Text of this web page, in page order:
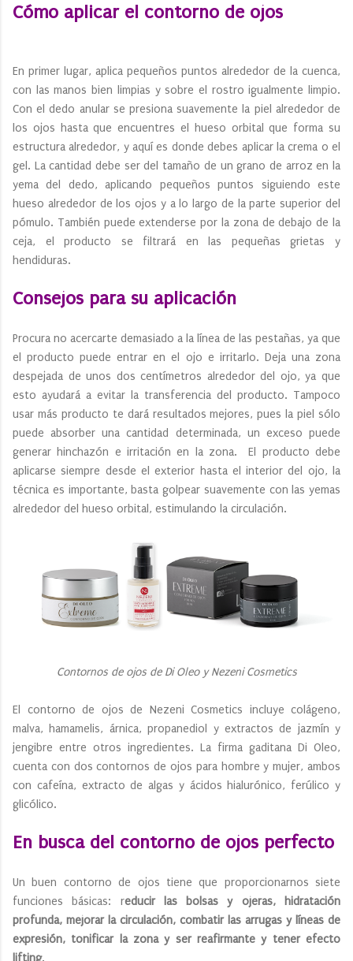
Cómo aplicar el contorno de ojos
En primer lugar, aplica pequeños puntos alrededor de la cuenca,
con las manos bien limpias y sobre el rostro igualmente limpio.
Con el dedo anular se presiona suavemente la piel alrededor de
los ojos hasta que encuentres el hueso orbital que forma su
estructura alrededor, y aquí es donde debes aplicar la crema o el
gel. La cantidad debe ser del tamaño de un grano de arroz en la
yema del dedo, aplicando pequeños puntos siguiendo este
hueso alrededor de los ojos y a lo largo de la parte superior del
pómulo. También puede extenderse por la zona de debajo de la
ceja, el producto se filtrará en las pequeñas grietas y
hendiduras.
Consejos para su aplicación
Procura no acercarte demasiado a la línea de las pestañas, ya que
el producto puede entrar en el ojo e irritarlo. Deja una zona
despejada de unos dos centímetros alrededor del ojo, ya que
esto ayudará a evitar la transferencia del producto. Tampoco
usar más producto te dará resultados mejores, pues la piel sólo
puede absorber una cantidad determinada, un exceso puede
generar hinchazón e irritación en la zona. El producto debe
aplicarse siempre desde el exterior hasta el interior del ojo, la
técnica es importante, basta golpear suavemente con las yemas
alrededor del hueso orbital, estimulando la circulación.
Contornos de ojos de Di Oleo y Nezeni Cosmetics
El contorno de ojos de Nezeni Cosmetics incluye colágeno,
malva, hamamelis, árnica, propanediol y extractos de jazmín y
jengibre entre otros ingredientes. La firma gaditana Di Oleo,
cuenta con dos contornos de ojos para hombre y mujer, ambos
con cafeína, extracto de algas y ácidos hialurónico, ferúlico y
glicólico.
En busca del contorno de ojos perfecto
Un buen contorno de ojos tiene que proporcionarnos siete
funciones básicas: reducir las bolsas y ojeras, hidratación
profunda, mejorar la circulación, combatir las arrugas y líneas de
expresión, tonificar la zona y ser reafirmante y tener efecto
lifting.